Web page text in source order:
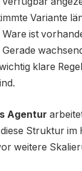
Variante
ist
klare
Agentur
Struktur
weitere